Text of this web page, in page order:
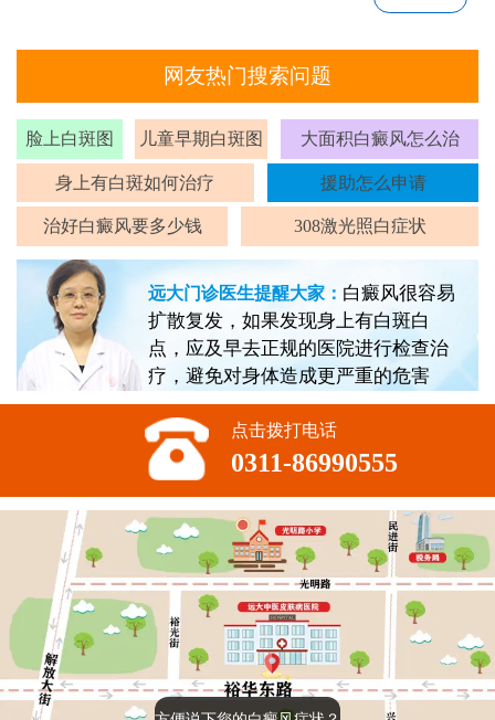
网友热门搜索问题
脸上白斑图 儿童早期白斑图 大面积白癜风怎么治
身上有白斑如何治疗 援助怎么申请
治好白癜风要多少钱 308激光照白症状
远大门诊医生提醒大家： 白癜风很容易
扩散复发，如果发现身上有白斑白
点，应及早去正规的医院进行检查治
疗，避免对身体造成更严重的危害
点击拨打电话
0311-86990555